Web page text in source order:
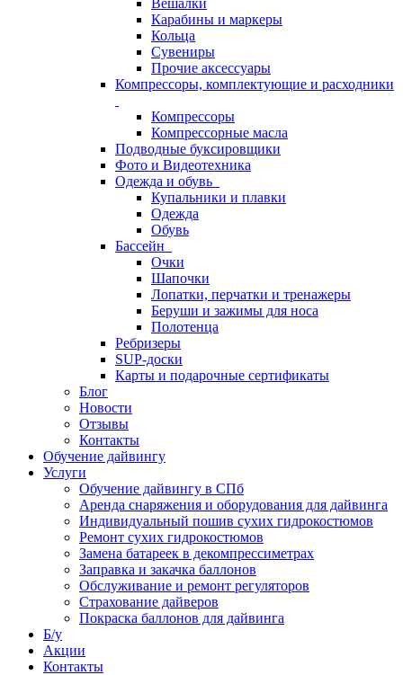
Вешалки
Карабины и маркеры
Кольца
Сувениры
Прочие аксессуары
Компрессоры, комплектующие и расходники
Компрессоры
Компрессорные масла
Подводные буксировщики
Фото и Видеотехника
Одежда и обувь
Купальники и плавки
Одежда
Обувь
Бассейн
Очки
Шапочки
Лопатки, перчатки и тренажеры
Беруши и зажимы для носа
Полотенца
Ребризеры
SUP-доски
Карты и подарочные сертификаты
Блог
Новости
Отзывы
Контакты
Обучение дайвингу
Услуги
Обучение дайвингу в СПб
Аренда снаряжения и оборудования для дайвинга
Индивидуальный пошив сухих гидрокостюмов
Ремонт сухих гидрокостюмов
Замена батареек в декомпрессиметрах
Заправка и закачка баллонов
Обслуживание и ремонт регуляторов
Страхование дайверов
Покраска баллонов для дайвинга
Б/у
Акции
Контакты